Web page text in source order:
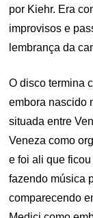
por Kiehr. Era
improvisos e
lembrança da
O disco termina
embora nascido
situada entre
Veneza como
e foi ali que
fazendo música
comparecendo